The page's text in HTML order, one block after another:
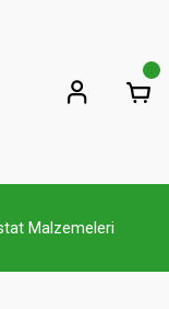
Malzemeleri